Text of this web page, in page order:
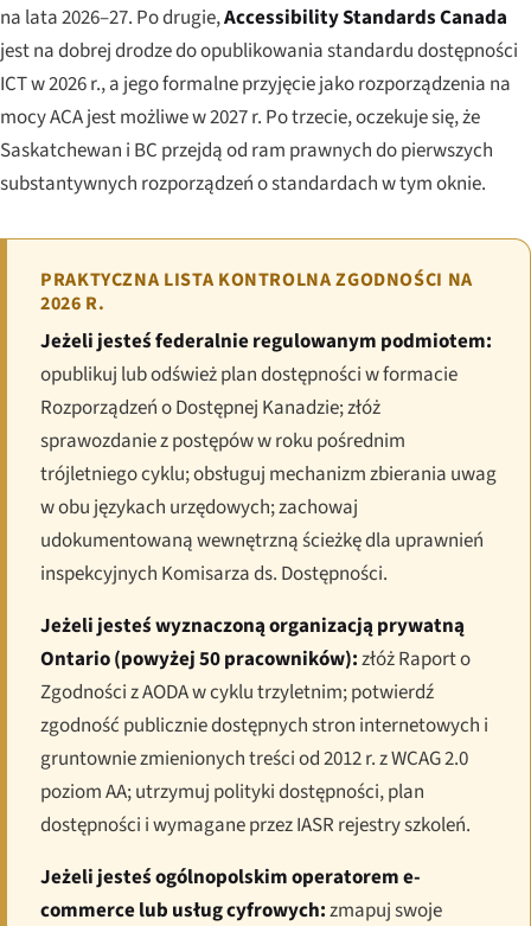
na lata 2026–27. Po drugie,Accessibility Standards Canada
jest na dobrej drodze do opublikowania standardu dostępności
ICT w 2026 r., a jego formalne przyjęcie jako rozporządzenia na
mocy ACA jest możliwe w 2027 r. Po trzecie, oczekuje się, że
Saskatchewan i BC przejdą od ram prawnych do pierwszych
substantywnych rozporządzeń o standardach w tym oknie.
PRAKTYCZNA LISTA KONTROLNA ZGODNOŚCI NA
2026 R.
Jeżeli jesteś federalnie regulowanym podmiotem:
opublikuj lub odśwież plan dostępności w formacie
Rozporządzeń o Dostępnej Kanadzie; złóż
sprawozdanie z postępów w roku pośrednim
trójletniego cyklu; obsługuj mechanizm zbierania uwag
w obu językach urzędowych; zachowaj
udokumentowaną wewnętrzną ścieżkę dla uprawnień
inspekcyjnych Komisarza ds. Dostępności.
Jeżeli jesteś wyznaczoną organizacją prywatną
Ontario (powyżej 50 pracowników):złóż Raport o
Zgodności z AODA w cyklu trzyletnim; potwierdź
zgodność publicznie dostępnych stron internetowych i
gruntownie zmienionych treści od 2012 r. z WCAG 2.0
poziom AA; utrzymuj polityki dostępności, plan
dostępności i wymagane przez IASR rejestry szkoleń.
Jeżeli jesteś ogólnopolskim operatorem e-
commerce lub usług cyfrowych:zmapuj swoje